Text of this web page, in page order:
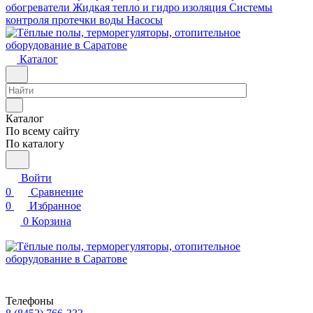
обогреватели Жидкая тепло и гидро изоляция Системы
контроля протечки воды Насосы
Каталог
Каталог
По всему сайту
По каталогу
Войти
0
Сравнение
0
Избранное
0 Корзина
Телефоны